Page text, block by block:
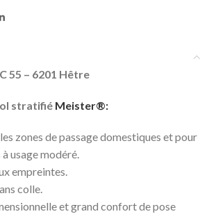
55 – 6201 Hêtre
stratifié Meister®:
zones de passage domestiques et pour
usage modéré.
empreintes.
colle.
et grand confort de pose